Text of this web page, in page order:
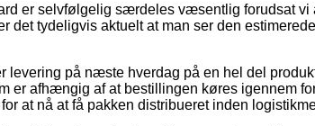
er selvfølgelig særdeles væsentlig forudsat vi
det tydeligvis aktuelt at man ser den
levering på næste hverdag på en hel del
er afhængig af at bestillingen køres igennem
at nå at få pakken distribueret inden